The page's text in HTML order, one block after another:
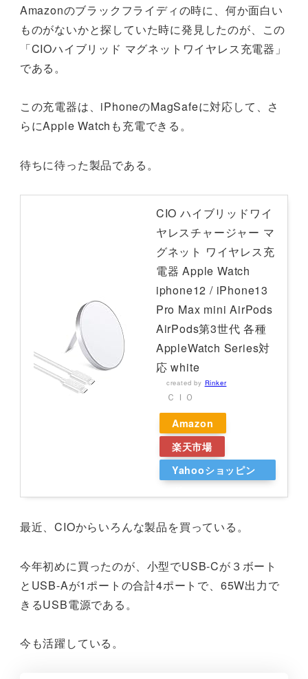
Amazonのブラックフライディの時に、何か面白い
ものがないかと探していた時に発見したのが、この
「CIOハイブリッド マグネットワイヤレス充電器」
である。
この充電器は、iPhoneのMagSafeに対応して、さ
らにApple Watchも充電できる。
待ちに待った製品である。
CIO ハイブリッドワイ
ヤレスチャージャー マ
グネット ワイヤレス充
電器 Apple Watch
iphone12 / iPhone13
Pro Max mini AirPods
AirPods第3世代 各種
AppleWatch Series対
応 white
created by Rinker
ＣＩＯ
Amazon
楽天市場
Yahooショッピン
最近、CIOからいろんな製品を買っている。
今年初めに買ったのが、小型でUSB-Cが３ボート
とUSB-Aが1ポートの合計4ポートで、65W出力で
きるUSB電源である。
今も活躍している。